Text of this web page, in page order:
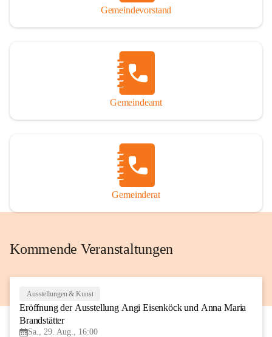
Gemeindevorstand
Gemeindeamt
Gemeinderat
Kommende Veranstaltungen
AUG
Ausstellungen & Kunst
Eröffnung der Ausstellung Angi Eisenköck und Anna Maria
Brandstätter
Sa., 29. Aug., 16:00